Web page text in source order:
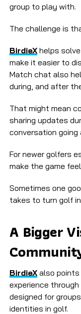
group to play with.
The challenge is
BirdieXhelps
make it easier to
Match chat also
during, and after
That might mean
sharing updates
conversation going
For newer golfers
make the game
Sometimes one
takes to turn golf
A Bigger
BirdieXalso points
experience through
designed for
identities in golf.